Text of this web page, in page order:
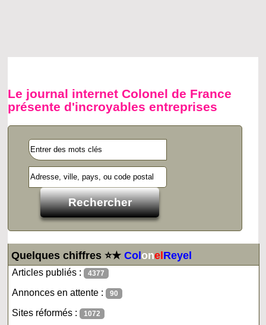
Le journal internet Colonel de France
présente d'incroyables entreprises
Quelques chiffres ⭐★ColonelReyel
Articles publiés : 4377
Annonces en attente : 90
Sites réformés : 1072